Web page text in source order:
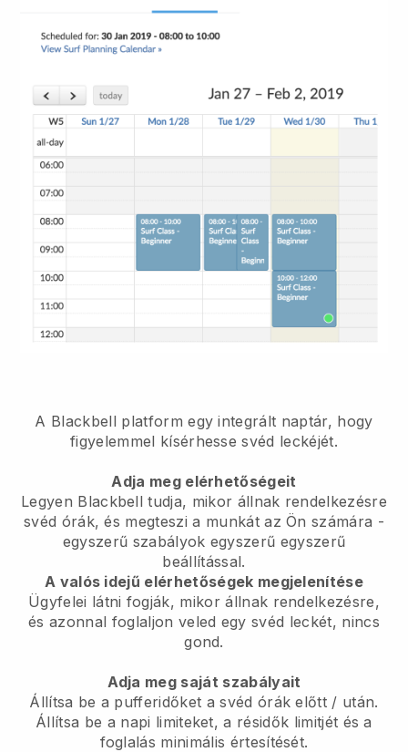
A Blackbell platformegy integrált naptár, hogy
figyelemmel kísérhesse svéd leckéjét.
Adja meg elérhetőségeit
Legyen Blackbell tudja, mikor állnak rendelkezésre
svéd órák, és megteszi a munkát az Ön számára -
egyszerű szabályok egyszerű egyszerű
beállítással.
A valós idejű elérhetőségek megjelenítése
Ügyfelei látni fogják, mikor állnak rendelkezésre,
és azonnal foglaljon veled egy svéd leckét, nincs
gond.
Adja meg saját szabályait
Állítsa be a pufferidőket a svéd órák előtt / után.
Állítsa be a napi limiteket, a résidők limitjét és a
foglalás minimális értesítését.